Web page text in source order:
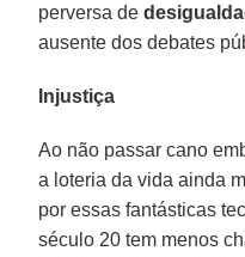
perversa de
ausente dos debates
Injustiça
Ao não passar cano
a loteria da vida ainda
por essas fantásticas
século 20 tem menos